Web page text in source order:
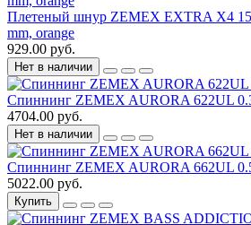
Плетеный шнур ZEMEX EXTRA X4
mm, orange
929.00 руб.
Нет в наличии
Спиннинг ZEMEX AURORA 622UL
4704.00 руб.
Нет в наличии
Спиннинг ZEMEX AURORA 662UL
5022.00 руб.
Купить